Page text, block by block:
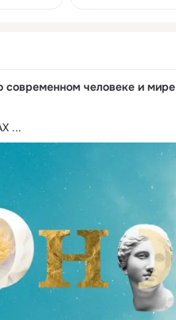
современном человеке и мире
...